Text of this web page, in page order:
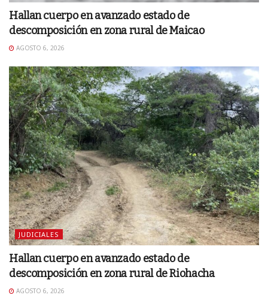
Hallan cuerpo en avanzado estado de
descomposición en zona rural de Maicao
AGOSTO 6, 2026
JUDICIALES
Hallan cuerpo en avanzado estado de
descomposición en zona rural de Riohacha
AGOSTO 6, 2026